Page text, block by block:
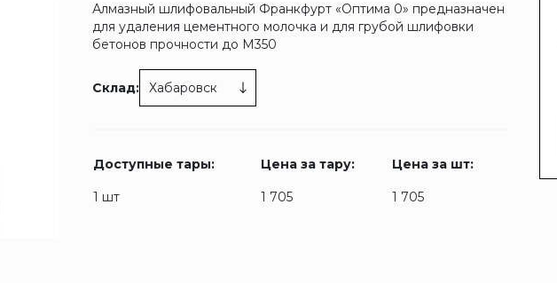
Алмазный шлифовальный Франкфурт «Оптима 0» предназначен
для удаления цементного молочка и для грубой шлифовки
бетонов прочности до М350
Склад: Хабаровск
Доступные тары: Цена за тару: Цена за шт:
1 шт 1 705 1 705